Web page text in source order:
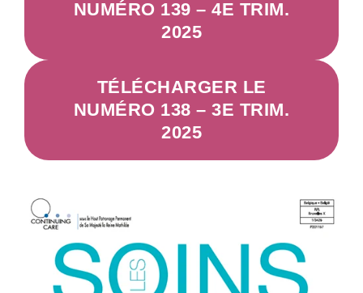
NUMÉRO 139 – 4E TRIM.
2025
TÉLÉCHARGER LE
NUMÉRO 138 – 3E TRIM.
2025